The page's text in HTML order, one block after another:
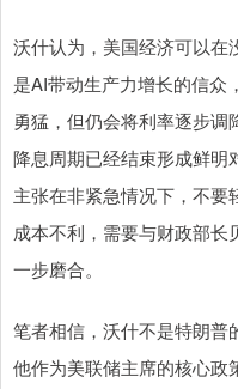
沃什认为，美国经济可以在
是AI带动生产力增长的信众
勇猛，但仍会将利率逐步
降息周期已经结束形成鲜明
主张在非紧急情况下，不
成本不利，需要与财政部
一步磨合。
笔者相信，沃什不是特朗普
他作为美联储主席的核心政